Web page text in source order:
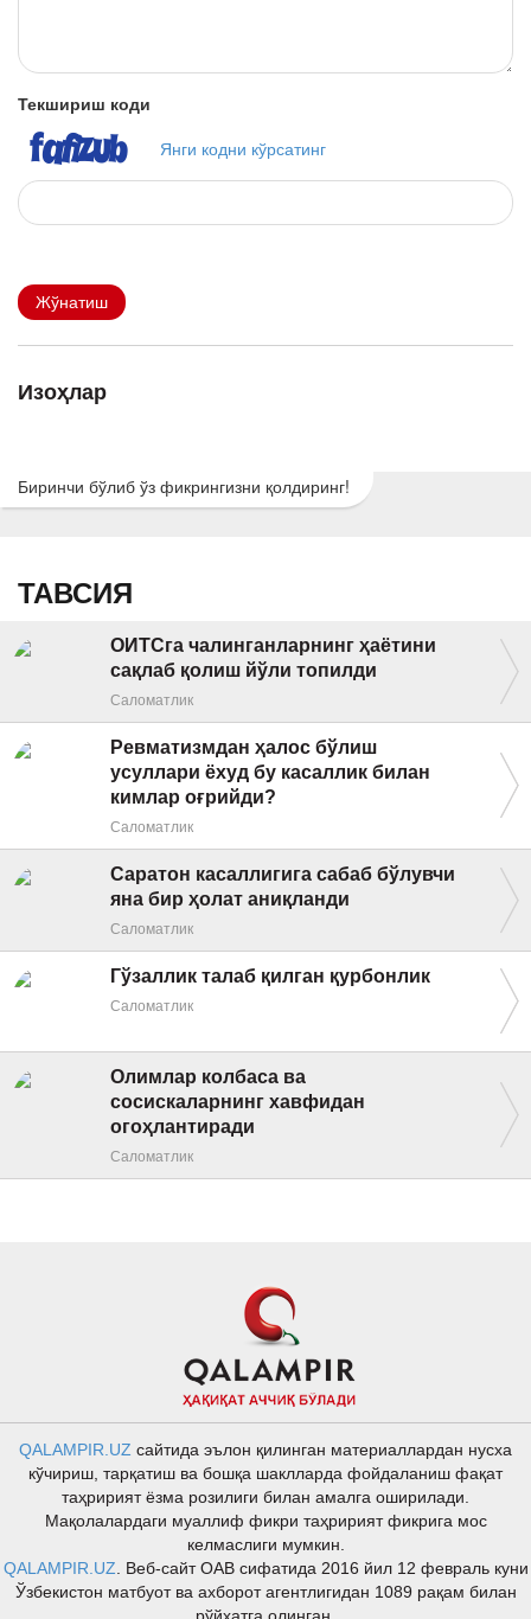
Текшириш коди
Янги кодни кўрсатинг
Жўнатиш
Изоҳлар
Биринчи бўлиб ўз фикрингизни қолдиринг!
ТАВСИЯ
ОИТСга чалинганларнинг ҳаётини
сақлаб қолиш йўли топилди
Саломатлик
Ревматизмдан ҳалос бўлиш
усуллари ёхуд бу касаллик билан
кимлар оғрийди?
Саломатлик
Саратон касаллигига сабаб бўлувчи
яна бир ҳолат аниқланди
Саломатлик
Гўзаллик талаб қилган қурбонлик
Саломатлик
Олимлар колбаса ва
сосискаларнинг хавфидан
огоҳлантиради
Саломатлик
QALAMPIR.UZ сайтида эълон қилинган материаллардан нусха
кўчириш, тарқатиш ва бошқа шаклларда фойдаланиш фақат
таҳририят ёзма розилиги билан амалга оширилади.
Мақолалардаги муаллиф фикри таҳририят фикрига мос
келмаслиги мумкин.
QALAMPIR.UZ . Веб-сайт ОАВ сифатида 2016 йил 12 февраль куни
Ўзбекистон матбуот ва ахборот агентлигидан 1089 рақам билан